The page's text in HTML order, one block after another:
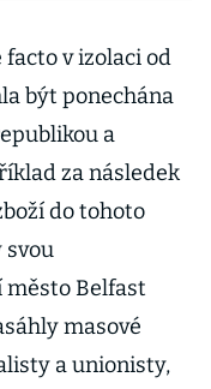
království.
Odchodem
hrozí Skotsko
i Severní
Irsko
v izolaci od
být ponechána
a
za následek
do tohoto
svou
Belfast
masové
a unionisty,